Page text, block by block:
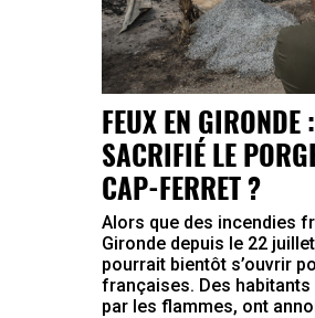
FEUX EN GIRONDE
SACRIFIÉ LE
CAP-FERRET ?
Alors que des incendies
Gironde depuis le 22
pourrait bientôt s’ouvrir
françaises. Des
par les flammes, ont